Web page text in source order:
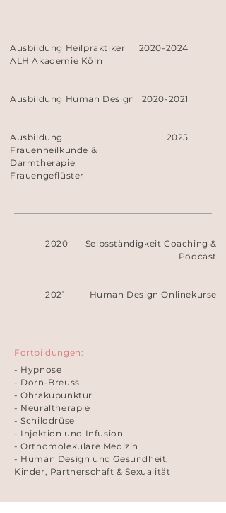
2020-2024
2020-2021
2025
Ausbildung Heilpraktiker
ALH Akademie Köln
Ausbildung Human Design
Ausbildung
Frauenheilkunde &
Darmtherapie
Frauengeflüster
2020
2021
Selbsständigkeit Coaching &
Podcast
Human Design Onlinekurse
Fortbildungen:
- Hypnose
- Dorn-Breuss
- Ohrakupunktur
- Neuraltherapie
- Schilddrüse
- Injektion und Infusion
- Orthomolekulare Medizin
- Human Design und Gesundheit,
Kinder, Partnerschaft & Sexualität